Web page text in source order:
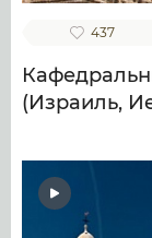
437
(Израиль,